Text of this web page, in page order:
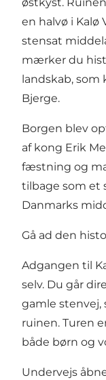
en halvø i Kalø
stensat
mærker du
landskab,
Bjerge.
Borgen blev
af kong Erik
fæstning og
tilbage som et
Danmarks
Gå ad den
Adgangen til
selv. Du går
gamle stenvej,
ruinen. Turen
både børn og
Undervejs